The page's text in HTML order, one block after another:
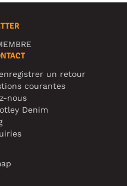
un retour
courantes
nous
Denim